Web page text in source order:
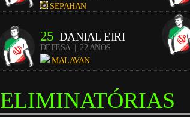
SEPAHAN
25 DANIAL EIRI
DEFESA
| 22 ANOS
MALAVAN
ELIMINATÓRIAS